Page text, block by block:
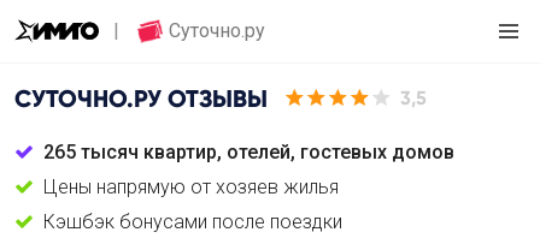
Суточно.ру
СУТОЧНО.РУ ОТЗЫВЫ 3,5
265 тысяч квартир, отелей, гостевых домов
Цены напрямую от хозяев жилья
Кэшбэк бонусами после поездки